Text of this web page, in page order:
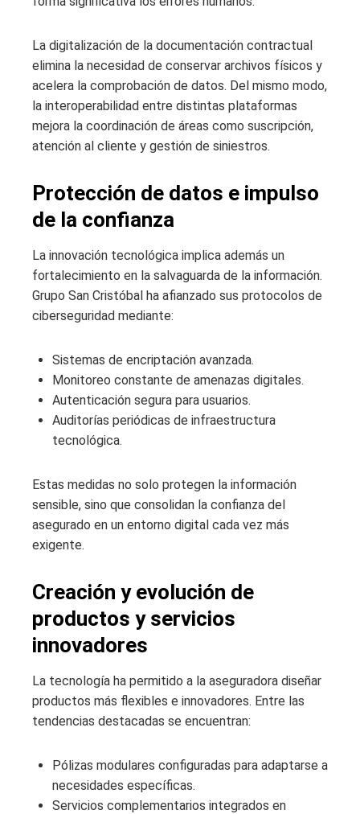
La digitalización de la documentación contractual
elimina la necesidad de conservar archivos físicos y
acelera la comprobación de datos. Del mismo modo,
la interoperabilidad entre distintas plataformas
mejora la coordinación de áreas como suscripción,
atención al cliente y gestión de siniestros.
Protección de datos e impulso
de la confianza
La innovación tecnológica implica además un
fortalecimiento en la salvaguarda de la información.
Grupo San Cristóbal ha afianzado sus protocolos de
ciberseguridad mediante:
Sistemas de encriptación avanzada.
Monitoreo constante de amenazas digitales.
Autenticación segura para usuarios.
Auditorías periódicas de infraestructura
tecnológica.
Estas medidas no solo protegen la información
sensible, sino que consolidan la confianza del
asegurado en un entorno digital cada vez más
exigente.
Creación y evolución de
productos y servicios
innovadores
La tecnología ha permitido a la aseguradora diseñar
productos más flexibles e innovadores. Entre las
tendencias destacadas se encuentran:
Pólizas modulares configuradas para adaptarse a
necesidades específicas.
Servicios complementarios integrados en